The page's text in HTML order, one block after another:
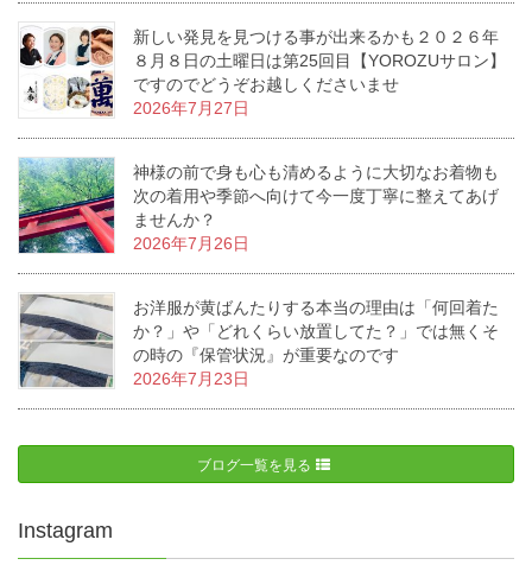
新しい発見を見つける事が出来るかも２０２６年
８月８日の土曜日は第25回目【YOROZUサロン】
ですのでどうぞお越しくださいませ
2026年7月27日
神様の前で身も心も清めるように大切なお着物も
次の着用や季節へ向けて今一度丁寧に整えてあげ
ませんか？
2026年7月26日
お洋服が黄ばんたりする本当の理由は「何回着た
か？」や「どれくらい放置してた？」では無くそ
の時の『保管状況』が重要なのです
2026年7月23日
ブログ一覧を見る
Instagram